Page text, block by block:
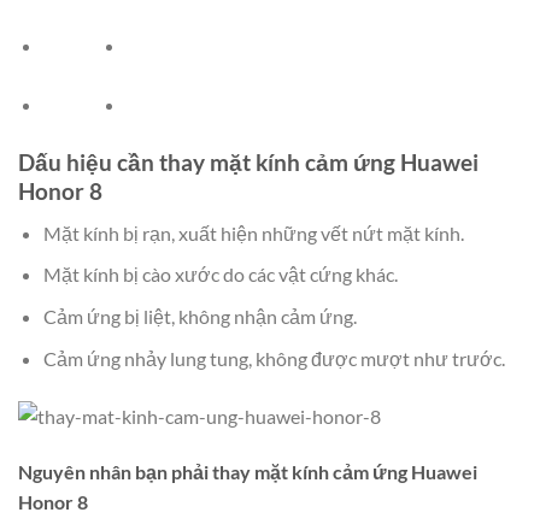
Dấu hiệu cần thay mặt kính cảm ứng Huawei
Honor 8
Mặt kính bị rạn, xuất hiện những vết nứt mặt kính.
Mặt kính bị cào xước do các vật cứng khác.
Cảm ứng bị liệt, không nhận cảm ứng.
Cảm ứng nhảy lung tung, không được mượt như trước.
Nguyên nhân bạn phải thay mặt kính cảm ứng Huawei
Honor 8